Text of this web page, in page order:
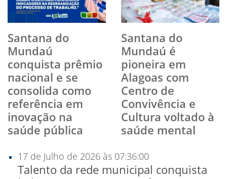
Santana do
Mundaú
conquista prêmio
nacional e se
consolida como
referência em
inovação na
saúde pública
Santana do
Mundaú é
pioneira em
Alagoas com
Centro de
Convivência e
Cultura voltado à
saúde mental
17 de Julho de 2026 às 07:36:00
Talento da rede municipal conquista